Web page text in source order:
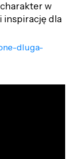
w
inspirację dla
dluga-